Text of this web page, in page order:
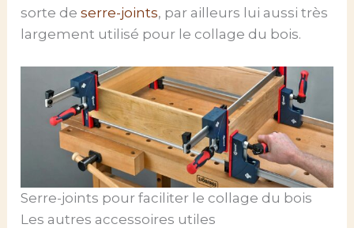
sorte deserre-joints, par ailleurs lui aussi très
largement utilisé pour le collage du bois.
Serre-joints pour faciliter le collage du bois
Les autres accessoires utiles